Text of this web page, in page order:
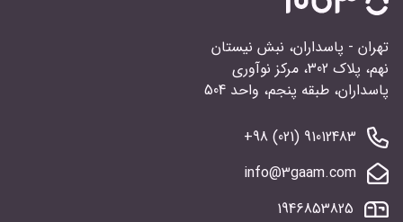
تهران - پاسداران، نبش نیستان
نهم، پلاک 302، مرکز نوآوری
پاسداران، طبقه پنجم، واحد 504
91012483 (021) 98+
info@3gaam.com
1946853825